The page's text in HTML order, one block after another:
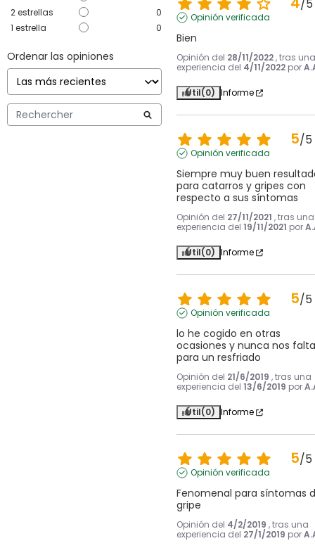
2estrellas
0
1 estrella 0
Ordenar las opiniones
/5
Opinión verificada
Bien
Opinión del 28/11/2022 , tras una
experiencia del 4/11/2022 por
Útil(0) Informe
5/5
Opinión verificada
Siempre muy buen
para catarros y gripes con
respecto a sus síntomas
Opinión del 27/11/2021 , tras una
experiencia del 19/11/2021 por
Útil(0) Informe
5/5
Opinión verificada
lo he cogido en otras
ocasiones y nunca nos falta
para un resfriado
Opinión del 21/6/2019 , tras una
experiencia del 13/6/2019 por
Útil(0) Informe
5/5
Opinión verificada
Fenomenal para síntomas
gripe
Opinión del 4/2/2019 , tras una
experiencia del 27/1/2019 por